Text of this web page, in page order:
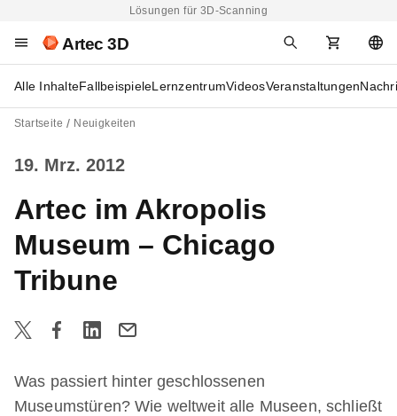
Lösungen für 3D-Scanning
Artec 3D
Alle InhalteFallbeispieleLernzentrumVideosVeranstaltungen
Startseite Neuigkeiten
19. Mrz. 2012
Artec im Akropolis
Museum – Chicago
Tribune
Was passiert hinter geschlossenen
Museumstüren? Wie weltweit alle Museen, schließt